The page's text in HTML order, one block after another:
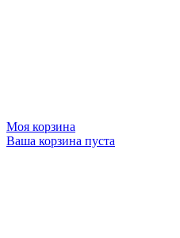
Моя корзина
Ваша корзина пуста